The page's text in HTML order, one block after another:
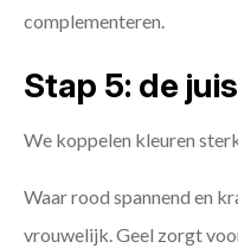
complementeren.
Stap 5: de
We koppelen kleuren
Waar rood spannend en
vrouwelijk. Geel zorgt